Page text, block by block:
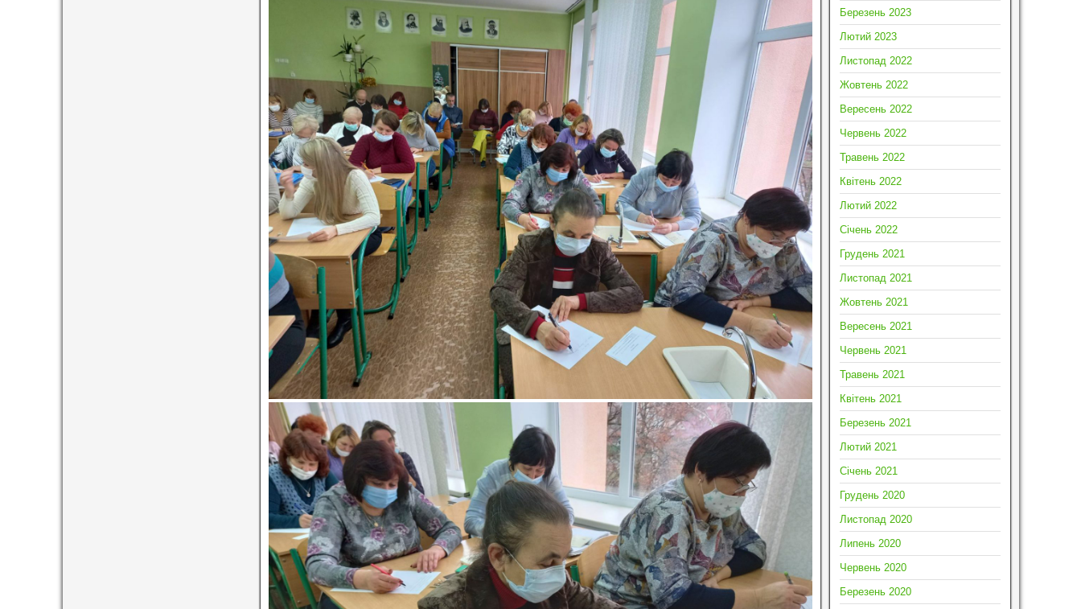
Березень 2023
Лютий 2023
Листопад 2022
Жовтень 2022
Вересень 2022
Червень 2022
Травень 2022
Квітень 2022
Лютий 2022
Січень 2022
Грудень 2021
Листопад 2021
Жовтень 2021
Вересень 2021
Червень 2021
Травень 2021
Квітень 2021
Березень 2021
Лютий 2021
Січень 2021
Грудень 2020
Листопад 2020
Липень 2020
Червень 2020
Березень 2020